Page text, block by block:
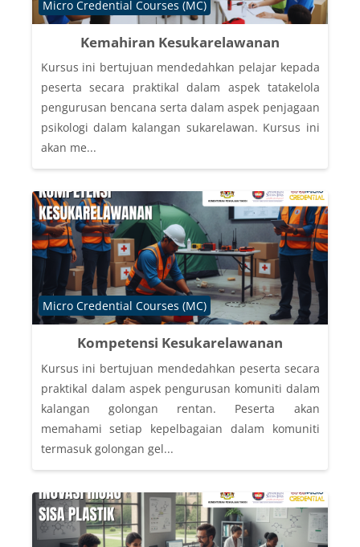
Kemahiran Kesukarelawanan
Course category
Micro Credential Courses (MC)
Kursus ini bertujuan mendedahkan pelajar kepada
peserta secara praktikal dalam aspek tatakelola
pengurusan bencana serta dalam aspek penjagaan
psikologi dalam kalangan sukarelawan. Kursus ini
akan me...
Kompetensi Kesukarelawanan
Course category
Micro Credential Courses (MC)
Kursus ini bertujuan mendedahkan peserta secara
praktikal dalam aspek pengurusan komuniti dalam
kalangan golongan rentan. Peserta akan
memahami setiap kepelbagaian dalam komuniti
termasuk golongan gel...